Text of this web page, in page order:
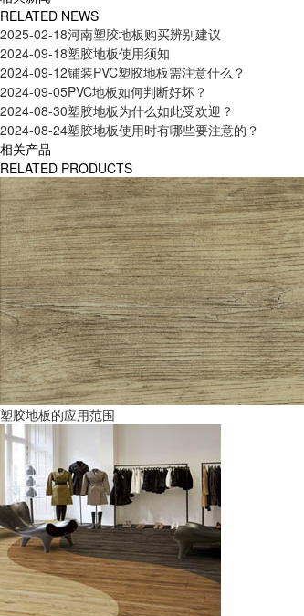
RELATED NEWS
2025-02-18河南塑胶地板购买辨别建议
2024-09-18塑胶地板使用须知
2024-09-12铺装PVC塑胶地板需注意什么？
2024-09-05PVC地板如何判断好坏？
2024-08-30塑胶地板为什么如此受欢迎？
2024-08-24塑胶地板使用时有哪些要注意的？
相关产品
RELATED PRODUCTS
塑胶地板的应用范围